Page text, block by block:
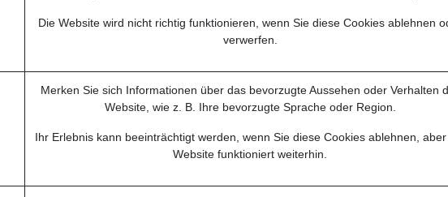
Die Website wird nicht richtig funktionieren, wenn Sie diese Cookies ablehnen
verwerfen.
Merken Sie sich Informationen über das bevorzugte Aussehen oder Verhalten
Website, wie z. B. Ihre bevorzugte Sprache oder Region.
Ihr Erlebnis kann beeinträchtigt werden, wenn Sie diese Cookies ablehnen,
Website funktioniert weiterhin.